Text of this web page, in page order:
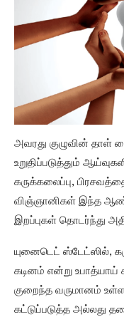
அவரது குழுவின் தாள்
உறுதிப்படுத்தும்
கருக்கலைப்பு,
விஞ்ஞானிகள் இந்த
இறப்புகள் தொடர்ந்து
யுனைடெட் ஸ்டேட்ஸில்,
கடினம் என்று உபாத்யாய்
குறைந்த வருமானம்
கட்டுப்படுத்த அல்லது